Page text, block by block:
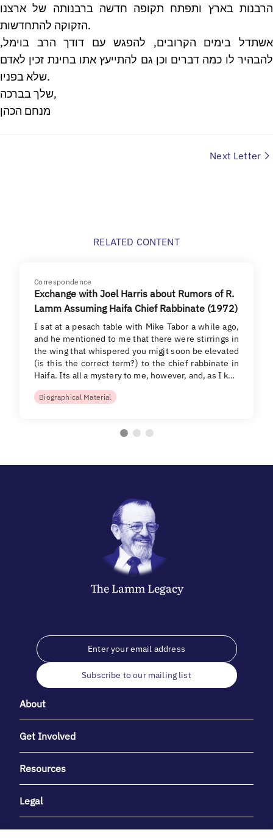
הרבנות בארץ ותפתח תקופה חדשה ברבנותה של ארצנו
הזקוקה להתחדשות.
אשתדל בימים הקרובים, להפגש עם דודך הרב בוימל,
להבהיר לו כמה דברים וכן גם להתייעץ אתו בחינת זכין לאדם
שלא בפניו.
שלך בברכה,
מנחם הכהן
Next Letter
RELATED CONTENT
Correspondence
Exchange with Joel Harris about Rumors of R.
Lamm Assuming Haifa Chief Rabbinate (1972)
I sat at a pesach table with Mike Tabor a while ago,
and he mentioned to me that there were stirrings in
the wing that whispered you migjt soon be elevated
(is this the correct term?) to the chief rabbinate in
Haifa. Its all a mystery to me, however, and, as I k…
Biographical Material
The LammLegacy
Subscribe to our mailing list
About
Get Involved
Resources
Legal